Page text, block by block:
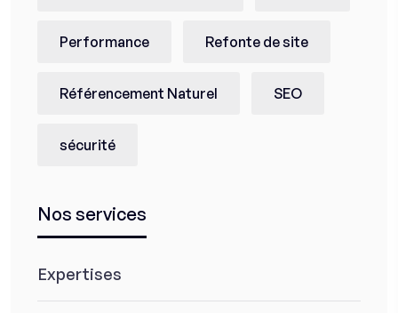
Performance Refonte de site
Référencement Naturel SEO
sécurité
Nos services
Expertises